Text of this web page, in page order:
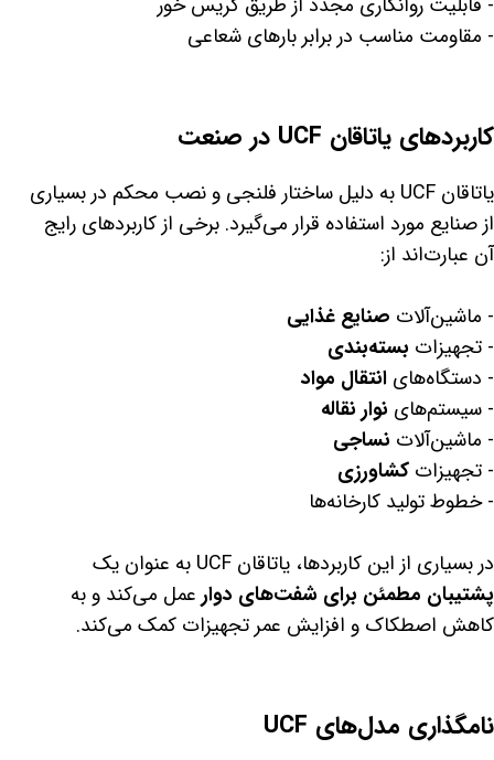
- مقاومت مناسب در برابر بارهای شعاعی
کاربردهای یاتاقان UCF در صنعت
یاتاقان UCF به دلیل ساختار فلنجی و نصب محکم در بسیاری
از صنایع مورد استفاده قرار می‌گیرد. برخی از کاربردهای رایج
آن عبارت‌اند از:
- ماشین‌آلات صنایع غذایی
- تجهیزات بسته‌بندی
- دستگاه‌هایانتقال مواد
- سیستم‌های نوار نقاله
- ماشین‌آلات نساجی
- تجهیزاتکشاورزی
- خطوط تولید کارخانه‌ها
در بسیاری از این کاربردها، یاتاقان UCF به عنوان یک
پشتیبان مطمئن برای شفت‌های دوار عمل می‌کند و به
کاهش اصطکاک و افزایش عمر تجهیزات کمک می‌کند.
نامگذاری مدل‌های UCF